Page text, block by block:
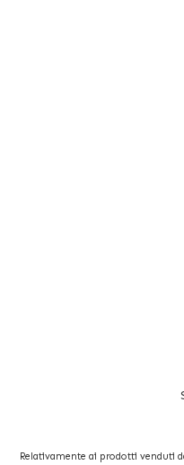
Relativamente ai prodotti venduti